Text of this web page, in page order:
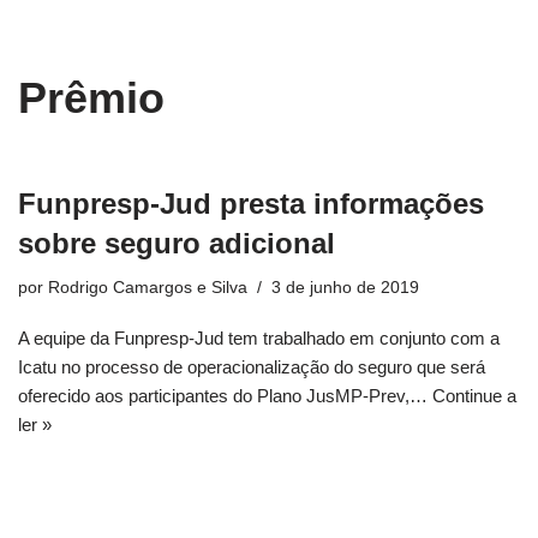
para
Prêmio
Funpresp-Jud presta informações
sobre seguro adicional
por Rodrigo Camargos e Silva 3 de junho de 2019
A equipe da Funpresp-Jud tem trabalhado em conjunto com a
Icatu no processo de operacionalização do seguro que será
oferecido aos participantes do Plano JusMP-Prev,… Continue a
ler »